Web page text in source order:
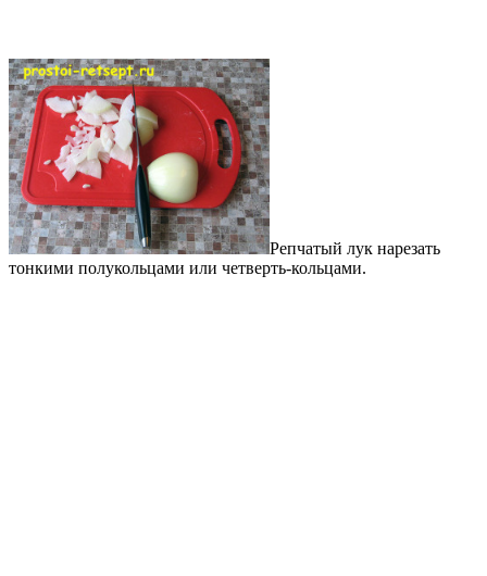
Репчатый лук нарезать
тонкими полукольцами или четверть-кольцами.